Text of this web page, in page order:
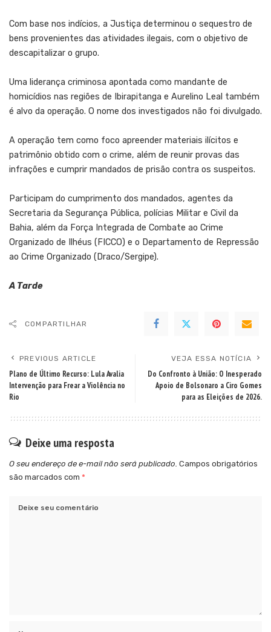
Com base nos indícios, a Justiça determinou o sequestro de
bens provenientes das atividades ilegais, com o objetivo de
descapitalizar o grupo.
Uma liderança criminosa apontada como mandante de
homicídios nas regiões de Ibirapitanga e Aurelino Leal também
é alvo da operação. O nome dos investigados não foi divulgado.
A operação tem como foco apreender materiais ilícitos e
patrimônio obtido com o crime, além de reunir provas das
infrações e cumprir mandados de prisão contra os suspeitos.
Participam do cumprimento dos mandados, agentes da
Secretaria da Segurança Pública, polícias Militar e Civil da
Bahia, além da Força Integrada de Combate ao Crime
Organizado de Ilhéus (FICCO) e o Departamento de Repressão
ao Crime Organizado (Draco/Sergipe).
A Tarde
COMPARTILHAR
PREVIOUS ARTICLE
Plano de Último Recurso: Lula Avalia
Intervenção para Frear a Violência no
Rio
VEJA ESSA NOTÍCIA
Do Confronto à União: O Inesperado
Apoio de Bolsonaro a Ciro Gomes
para as Eleições de 2026.
Deixe uma resposta
O seu endereço de e-mail não será publicado. Campos obrigatórios
são marcados com *